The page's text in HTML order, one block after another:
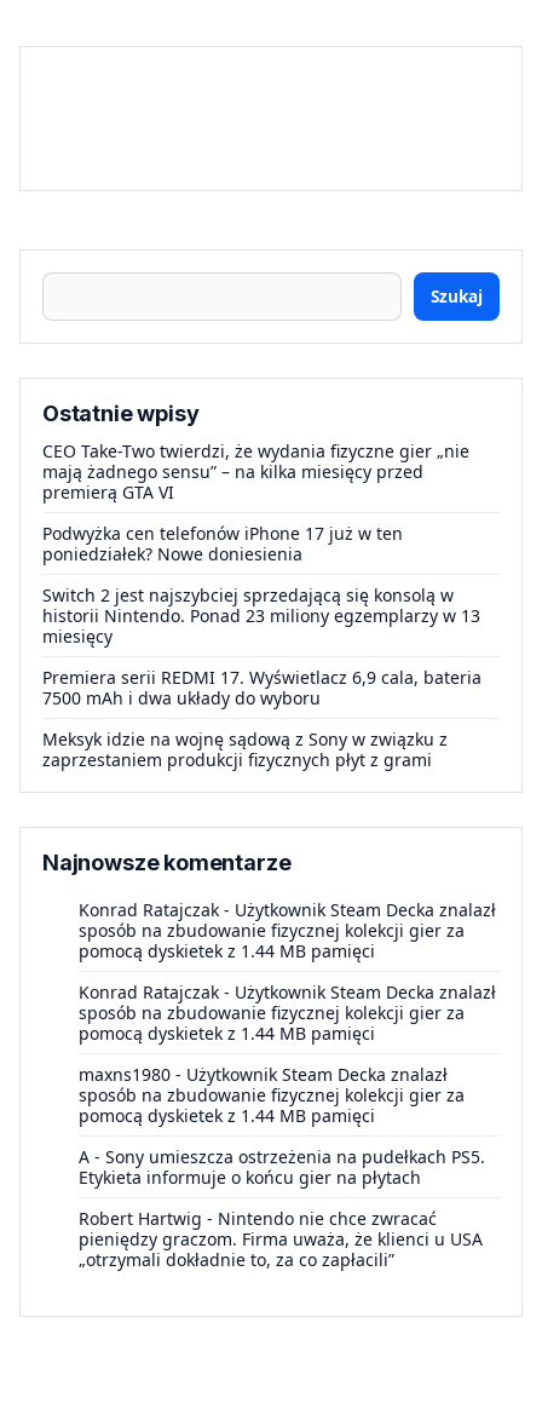
Szukaj
Ostatnie wpisy
CEO Take-Two twierdzi, że wydania fizyczne gier „nie
mają żadnego sensu” – na kilka miesięcy przed
premierą GTA VI
Podwyżka cen telefonów iPhone 17 już w ten
poniedziałek? Nowe doniesienia
Switch 2 jest najszybciej sprzedającą się konsolą w
historii Nintendo. Ponad 23 miliony egzemplarzy w 13
miesięcy
Premiera serii REDMI 17. Wyświetlacz 6,9 cala, bateria
7500 mAh i dwa układy do wyboru
Meksyk idzie na wojnę sądową z Sony w związku z
zaprzestaniem produkcji fizycznych płyt z grami
Najnowsze komentarze
Konrad Ratajczak - Użytkownik Steam Decka znalazł
sposób na zbudowanie fizycznej kolekcji gier za
pomocą dyskietek z 1.44 MB pamięci
Konrad Ratajczak - Użytkownik Steam Decka znalazł
sposób na zbudowanie fizycznej kolekcji gier za
pomocą dyskietek z 1.44 MB pamięci
maxns1980 - Użytkownik Steam Decka znalazł
sposób na zbudowanie fizycznej kolekcji gier za
pomocą dyskietek z 1.44 MB pamięci
A - Sony umieszcza ostrzeżenia na pudełkach PS5.
Etykieta informuje o końcu gier na płytach
Robert Hartwig - Nintendo nie chce zwracać
pieniędzy graczom. Firma uważa, że klienci u USA
„otrzymali dokładnie to, za co zapłacili”